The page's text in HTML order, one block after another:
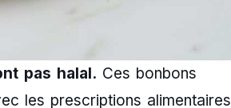
pas halal. Ces bonbons
les prescriptions alimentaires